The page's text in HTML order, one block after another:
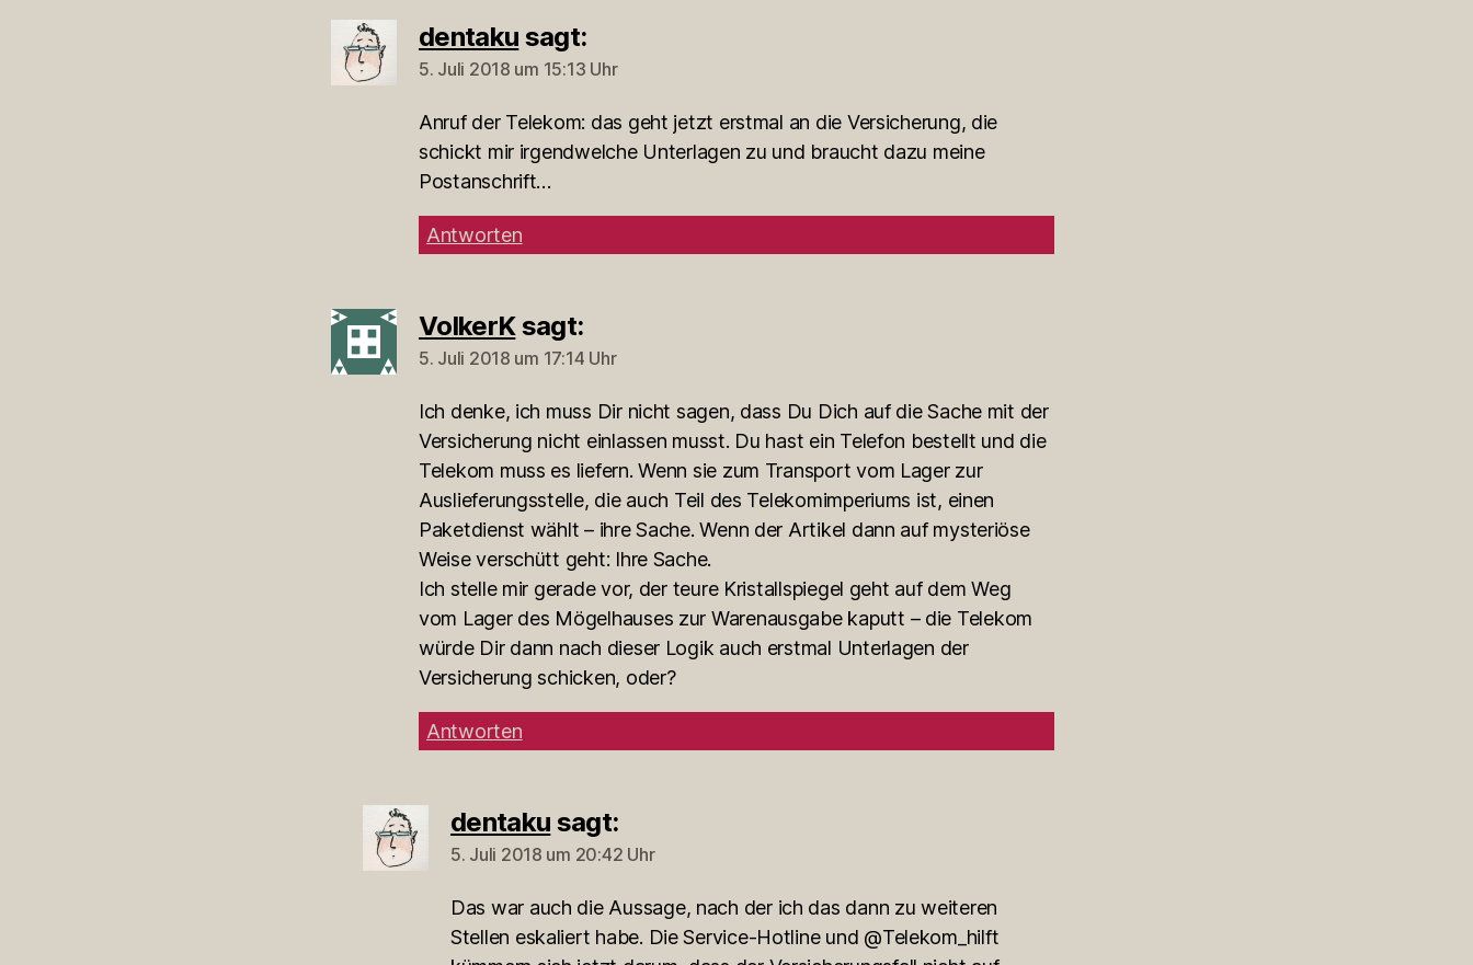
dentaku sagt:
5. Juli 2018 um 15:13 Uhr
Anruf der Telekom: das geht jetzt erstmal an die Versicherung, die
schickt mir irgendwelche Unterlagen zu und braucht dazu meine
Postanschrift…
Antworten
VolkerKsagt:
5. Juli 2018 um 17:14 Uhr
Ich denke, ich muss Dir nicht sagen, dass Du Dich auf die Sache mit der
Versicherung nicht einlassen musst. Du hast ein Telefon bestellt und die
Telekom muss es liefern. Wenn sie zum Transport vom Lager zur
Auslieferungsstelle, die auch Teil des Telekomimperiums ist, einen
Paketdienst wählt – ihre Sache. Wenn der Artikel dann auf mysteriöse
Weise verschütt geht: Ihre Sache.
Ich stelle mir gerade vor, der teure Kristallspiegel geht auf dem Weg
vom Lager des Mögelhauses zur Warenausgabe kaputt – die Telekom
würde Dir dann nach dieser Logik auch erstmal Unterlagen der
Versicherung schicken, oder?
Antworten
dentaku sagt:
5. Juli 2018 um 20:42 Uhr
Das war auch die Aussage, nach der ich das dann zu weiteren
Stellen eskaliert habe. Die Service-Hotline und @Telekom_hilft